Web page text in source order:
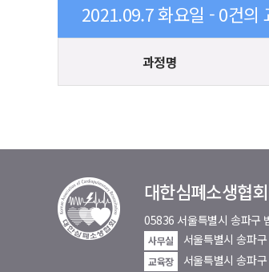
2021.09.7 화요일 - 0건의
과정명
대한심폐소생협회
05836 서울특별시 송파구
사무실 서울특별시 송파
교육장
서울특별시 송파